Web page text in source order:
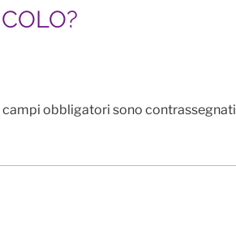
campi obbligatori sono contrassegnati